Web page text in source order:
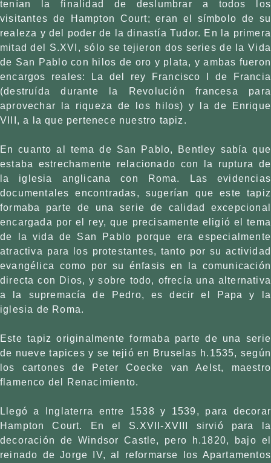
tenían la finalidad de deslumbrar a todos los
visitantes de Hampton Court; eran el símbolo de su
realeza y del poder de la dinastía Tudor. En la primera
mitad del S.XVI, sólo se tejieron dos series de la Vida
de San Pablo con hilos de oro y plata, y ambas fueron
encargos reales: La del rey Francisco I de Francia
(destruída durante la Revolución francesa para
aprovechar la riqueza de los hilos) y la de Enrique
VIII, a la que pertenece nuestro tapiz.
En cuanto al tema de San Pablo, Bentley sabía que
estaba estrechamente relacionado con la ruptura de
la iglesia anglicana con Roma. Las evidencias
documentales encontradas, sugerían que este tapiz
formaba parte de una serie de calidad excepcional
encargada por el rey, que precisamente eligió el tema
de la vida de San Pablo porque era especialmente
atractiva para los protestantes, tanto por su actividad
evangélica como por su énfasis en la comunicación
directa con Dios, y sobre todo, ofrecía una alternativa
a la supremacía de Pedro, es decir el Papa y la
iglesia de Roma.
Este tapiz originalmente formaba parte de una serie
de nueve tapices y se tejió en Bruselas h.1535, según
los cartones de Peter Coecke van Aelst, maestro
flamenco del Renacimiento.
Llegó a Inglaterra entre 1538 y 1539, para decorar
Hampton Court. En el S.XVII-XVIII sirvió para la
decoración de Windsor Castle, pero h.1820, bajo el
reinado de Jorge IV, al reformarse los Apartamentos